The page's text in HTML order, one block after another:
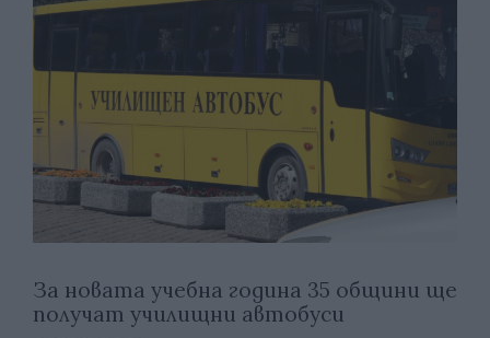
За новата учебна година 35 общини ще
получат училищни автобуси